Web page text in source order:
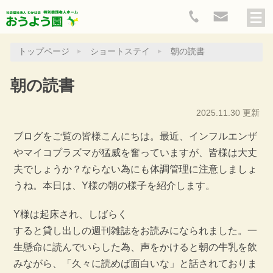
トップページ ショートステイ 朝の読書
朝の読書
2025.11.30 更新
ブログをご覧の皆様こんにちは。最近、インフルエンザ
やマイコプラズマが猛威を奮っていますが、皆様は大丈
夫でしょうか？ならない為にも体調管理に注意しましょ
うね。本日は、Y様の朝の様子を紹介します。
Y様は起床され、しばらく
すると貸し出しの週刊雑誌をお読みになられました。一
生懸命に読んでいらした為、声をかけると朝の牛乳を飲
みながら、「久々に読めば面白いな」と話されておりま